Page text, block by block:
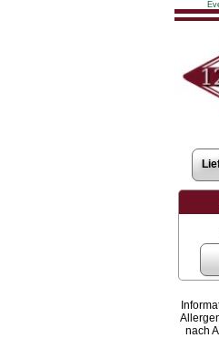
nach